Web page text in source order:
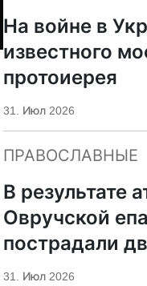
На войне в
известного
протоиерея
31. Июл 2026
ПРАВОСЛАВНЫЕ
В результате
Овручской
пострадали
31. Июл 2026